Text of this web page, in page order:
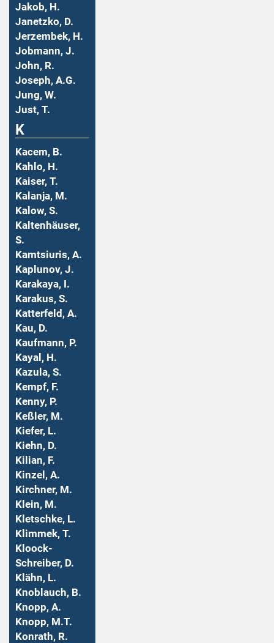
Jakob, H.
Janetzko, D.
Jerzembek, H.
Jobmann, J.
John, R.
Joseph, A.G.
Jung, W.
Just, T.
K
Kacem, B.
Kahlo, H.
Kaiser, T.
Kalanja, M.
Kalow, S.
Kaltenhäuser,
S.
Kamtsiuris, A.
Kaplunov, J.
Karakaya, I.
Karakus, S.
Katterfeld, A.
Kau, D.
Kaufmann, P.
Kayal, H.
Kazula, S.
Kempf, F.
Kenny, P.
Keßler, M.
Kiefer, L.
Kiehn, D.
Kilian, F.
Kinzel, A.
Kirchner, M.
Klein, M.
Kletschke, L.
Klimmek, T.
Kloock-
Schreiber, D.
Klähn, L.
Knoblauch, B.
Knopp, A.
Knopp, M.T.
Konrath, R.